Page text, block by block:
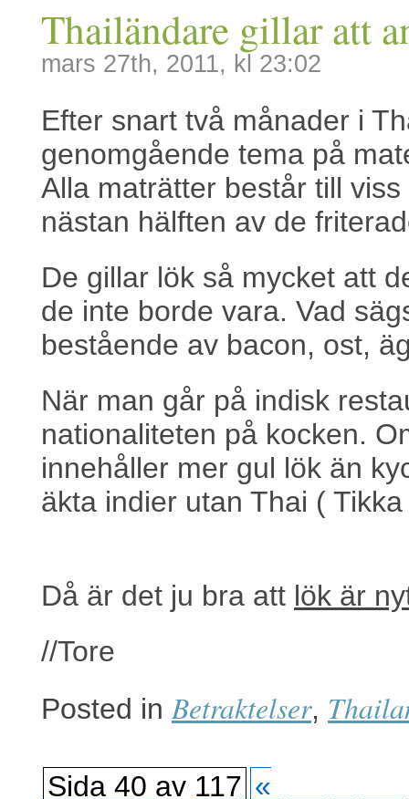
Thailändare gillar att
mars 27th, 2011, kl 23:02
Efter snart två månader i
genomgående tema på
Alla maträtter består till
nästan hälften av de
De gillar lök så mycket att
de inte borde vara. Vad
bestående av bacon, ost,
När man går på indisk
nationaliteten på kocken.
innehåller mer gul lök än
äkta indier utan Thai (
Då är det ju bra att lök är
//Tore
Posted in Betraktelser,
Sida 40 av 117 «